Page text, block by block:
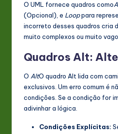
O UML fornece quadros como
(Opcional), e Looppara
incorreto desses quadros cria
muito complexos ou muito
Quadros Alt:
O AltO quadro Alt lida com
exclusivos. Um erro comum é
condições. Se a condição for
adivinhar a lógica.
Condições Explícitas: